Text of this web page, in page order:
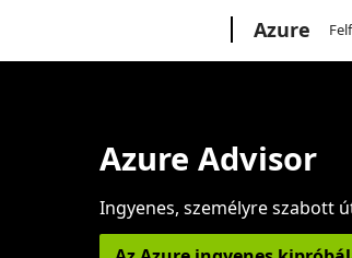
Azure
Azure Advisor
Ingyenes, személyre szabott